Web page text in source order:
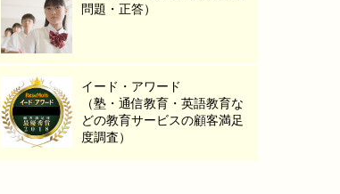
問題・正答）
イード・アワード
（塾・通信教育・英語教育な
どの教育サービスの顧客満足
度調査）